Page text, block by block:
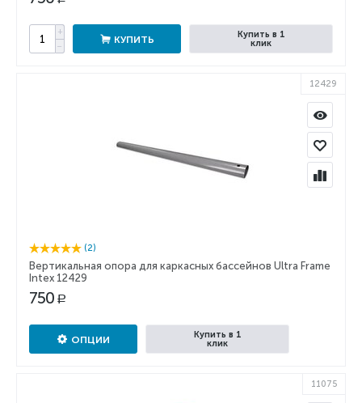
+
−
КУПИТЬ
Купить в 1
клик
12429
(2)
Вертикальная опора для каркасных бассейнов Ultra Frame
Intex 12429
750 Р
ОПЦИИ
Купить в 1
клик
11075